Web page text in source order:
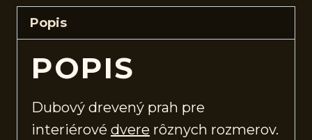
Popis
POPIS
Dubový drevený prah pre
interiérové dvere rôznych rozmerov.